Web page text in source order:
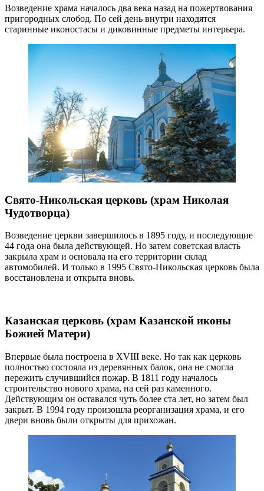
Возведение храма началось два века назад на пожертвования
пригородных слобод. По сей день внутри находятся
старинные иконостасы и диковинные предметы интерьера.
Свято-Никольская церковь (храм Николая
Чудотворца)
Возведение церкви завершилось в 1895 году, и последующие
44 года она была действующей. Но затем советская власть
закрыла храм и основала на его территории склад
автомобилей. И только в 1995 Свято-Никольская церковь была
восстановлена и открыта вновь.
Казанская церковь (храм Казанской иконы
Божией Матери)
Впервые была построена в XVIII веке. Но так как церковь
полностью состояла из деревянных балок, она не смогла
пережить случившийся пожар. В 1811 году началось
строительство нового храма, на сей раз каменного.
Действующим он оставался чуть более ста лет, но затем был
закрыт. В 1994 году произошла реорганизация храма, и его
двери вновь были открыты для прихожан.